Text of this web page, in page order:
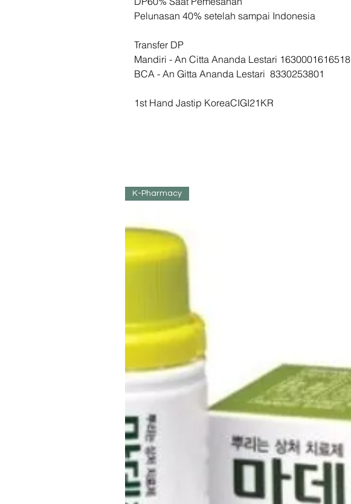
Pelunasan 40% setelah sampai Indonesia
Transfer DP
Mandiri - An Citta Ananda Lestari 1630001616518
BCA - An Gitta Ananda Lestari 8330253801
1st Hand Jastip KoreaCIGI21KR
K-Pharmacy